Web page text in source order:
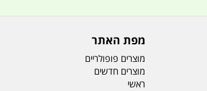
מפת האתר
מוצרים פופולריים
מוצרים חדשים
ראשי